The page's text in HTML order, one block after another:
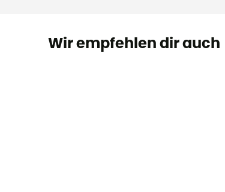
Wir empfehlen dir auch